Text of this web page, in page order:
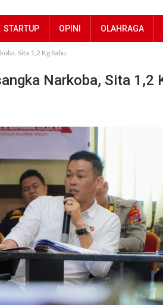
STARTUP OPINI OLAHRAGA
Sita 1,2 Kg Sabu
Narkoba, Sita 1,2